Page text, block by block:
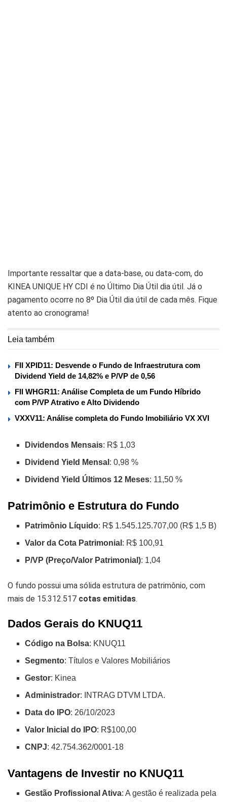
Importante ressaltar que a data-base, ou data-com, do
KINEA UNIQUE HY CDI é no Último Dia Útil dia útil. Já o
pagamento ocorre no 8º Dia Útil dia útil de cada mês. Fique
atento ao cronograma!
Leia também
FII XPID11: Desvende o Fundo de Infraestrutura com
Dividend Yield de 14,82% e P/VP de 0,56
FII WHGR11: Análise Completa de um Fundo Híbrido
com P/VP Atrativo e Alto Dividendo
VXXV11: Análise completa do Fundo Imobiliário VX XVI
Dividendos Mensais: R$ 1,03
Dividend Yield Mensal : 0,98 %
Dividend Yield Últimos 12 Meses: 11,50 %
Patrimônio e Estrutura do Fundo
Patrimônio Líquido: R$ 1.545.125.707,00 (R$ 1,5 B)
Valor da Cota Patrimonial : R$ 100,91
P/VP (Preço/Valor Patrimonial): 1,04
O fundo possui uma sólida estrutura de patrimônio, com
mais de 15.312.517 cotas emitidas.
Dados Gerais do KNUQ11
Código na Bolsa: KNUQ11
Segmento: Títulos e Valores Mobiliários
Gestor: Kinea
Administrador: INTRAG DTVM LTDA.
Data do IPO: 26/10/2023
Valor Inicial do IPO: R$100,00
CNPJ: 42.754.362/0001-18
Vantagens de Investir no KNUQ11
Gestão Profissional Ativa: A gestão é realizada pela